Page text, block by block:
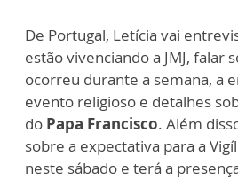
De Portugal, Letícia vai
estão vivenciando a JMJ, falar
ocorreu durante a semana, a
evento religioso e detalhes
do Papa Francisco. Além
sobre a expectativa para a
neste sábado e terá a